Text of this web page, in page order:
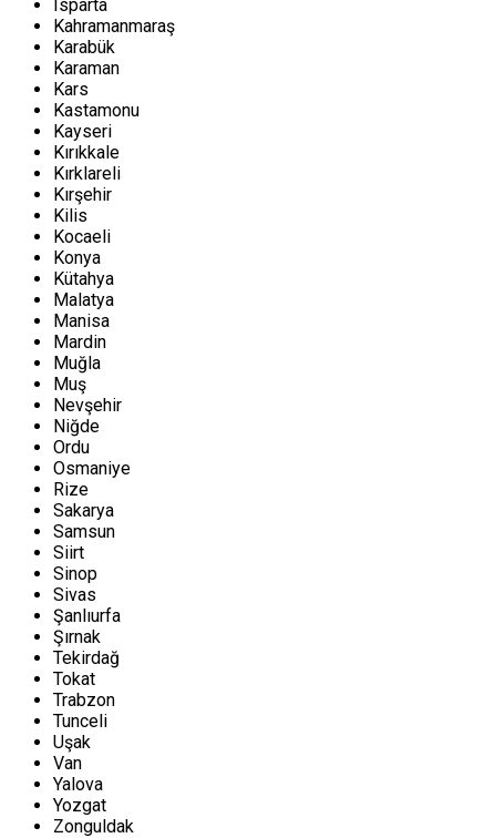
Isparta
Kahramanmaraş
Karabük
Karaman
Kars
Kastamonu
Kayseri
Kırıkkale
Kırklareli
Kırşehir
Kilis
Kocaeli
Konya
Kütahya
Malatya
Manisa
Mardin
Muğla
Muş
Nevşehir
Niğde
Ordu
Osmaniye
Rize
Sakarya
Samsun
Siirt
Sinop
Sivas
Şanlıurfa
Şırnak
Tekirdağ
Tokat
Trabzon
Tunceli
Uşak
Van
Yalova
Yozgat
Zonguldak